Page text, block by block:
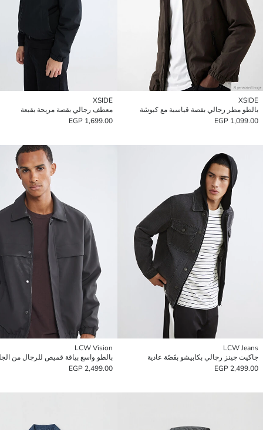
XSIDE
بالطو مطر رجالي بقصة قياسية مع كبوشة
1,099.00 EGP
XSIDE
معطف رجالي بقصة مريحة بقبعة
1,699.00 EGP
LCW Jeans
جاكيت جينز رجالي بكابيشو بقَصّة عادية
2,499.00 EGP
LCW Vision
2,499.00 EGP